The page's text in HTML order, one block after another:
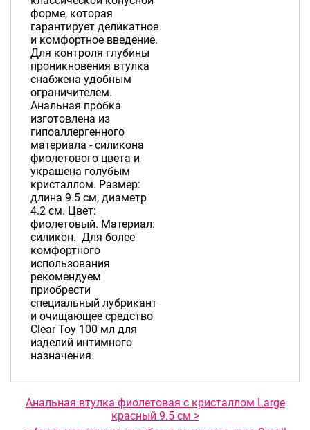
форме, которая
гарантирует деликатное
и комфортное введение.
Для контроля глубины
проникновения втулка
снабжена удобным
ограничителем.
Анальная пробка
изготовлена из
гипоаллергенного
материала - силикона
фиолетового цвета и
украшена голубым
кристаллом. Размер:
длина 9.5 см, диаметр
4.2 см. Цвет:
фиолетовый. Материал:
силикон. Для более
комфортного
использования
рекомендуем
приобрести
специальный лубрикант
и очищающее средство
Clear Toy 100 мл для
изделий интимного
назначения.
Анальная втулка фиолетовая с кристаллом Large
красный 9.5 см >